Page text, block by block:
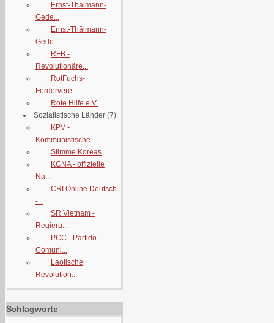
Ernst-Thälmann-
Gede...
Ernst-Thälmann-
Gede...
RFB -
Revolutionäre...
RotFuchs-
Fördervere...
Rote Hilfe e.V.
Sozialistische Länder (7)
KPV -
Kommunistische...
Stimme Koreas
KCNA - offizielle
Na...
CRI Online Deutsch
-...
SR Vietnam -
Regieru...
PCC - Partido
Comuni...
Laotische
Revolution...
Schlagworte